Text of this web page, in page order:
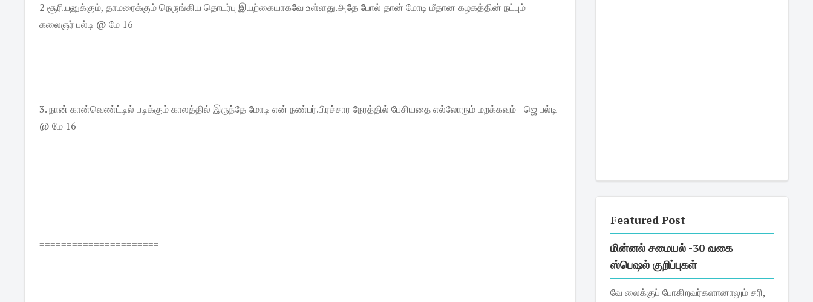
2 சூரியனுக்கும், தாமரைக்கும் நெருங்கிய தொடர்பு இயற்கையாகவே உள்ளது.அதே போல் தான் மோடி மீதான கழகத்தின் நட்பும் -
கலைஞர் பல்டி @ மே 16
=====================
3. நான் கான்வெண்ட்டில் படிக்கும் காலத்தில் இருந்தே மோடி என் நண்பர்.பிரச்சார நேரத்தில் பேசியதை எல்லோரும் மறக்கவும் - ஜெ பல்டி
@ மே 16
======================
Featured Post
மின்னல் சமையல் -30 வகை
ஸ்பெஷல் குறிப்புகள்
வே லைக்குப் போகிறவர்களானாலும் சரி,